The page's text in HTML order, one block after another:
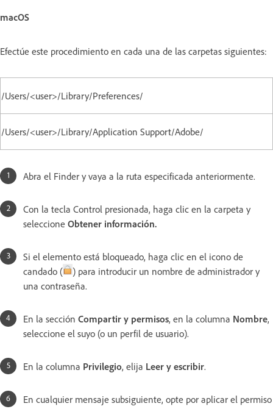
macOS
Efectúe este procedimiento en cada una de las carpetas siguientes:
/Users/<user>/Library/Preferences/
/Users/<user>/Library/Application Support/Adobe/
Abra el Finder y vaya a la ruta especificada anteriormente.
Con la tecla Control presionada, haga clic en la carpeta y
seleccione Obtener información.
Si el elemento está bloqueado, haga clic en el icono de
candado (
) para introducir un nombre de administrador y
una contraseña.
En la sección Compartir y permisos, en la columna Nombre,
seleccione el suyo (o un perfil de usuario).
En la columna Privilegio, elija Leer y escribir.
En cualquier mensaje subsiguiente, opte por aplicar el permiso